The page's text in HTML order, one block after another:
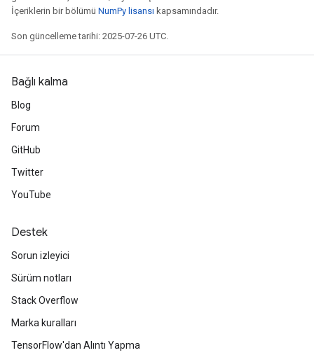
İçeriklerin bir bölümü NumPy lisansı kapsamındadır.
Son güncelleme tarihi: 2025-07-26 UTC.
Bağlı kalma
Blog
Forum
GitHub
Twitter
YouTube
Destek
Sorun izleyici
Sürüm notları
Stack Overflow
Marka kuralları
TensorFlow'dan Alıntı Yapma